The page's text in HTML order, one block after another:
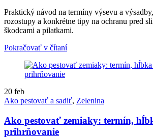
Praktický návod na termíny výsevu a
rozostupy a konkrétne tipy na ochranu pred
škodcami a pilatkami.
Pokračovať v čítaní
20 feb
Ako pestovať a sadiť, Zelenina
Ako pestovať zemiaky: termín,
prihrňovanie